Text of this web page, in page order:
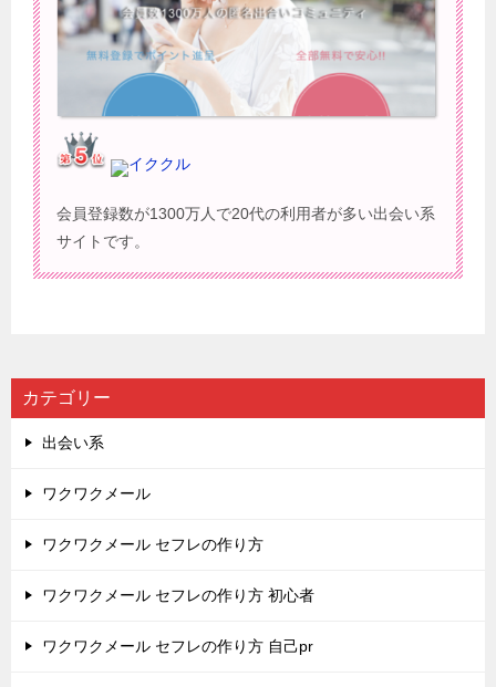
イククル
会員登録数が1300万人で20代の利用者が多い出会い系
サイトです。
カテゴリー
出会い系
ワクワクメール
ワクワクメール セフレの作り方
ワクワクメール セフレの作り方 初心者
ワクワクメール セフレの作り方 自己pr